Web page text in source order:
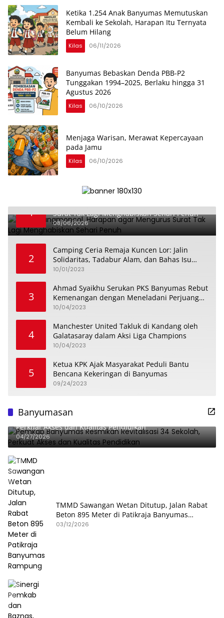
Ketika 1.254 Anak Banyumas Memutuskan
Kembali ke Sekolah, Harapan Itu Ternyata
Belum Hilang
Kilas 06/11/2026
Banyumas Bebaskan Denda PBB-P2
Tunggakan 1994–2025, Berlaku hingga 31
Agustus 2026
Kilas 06/10/2026
Menjaga Warisan, Merawat Kepercayaan
pada Jamu
Kilas 06/10/2026
1
Surat Tak Lagi Menghabiskan Sehari Penuh
08/06/2026
2
Camping Ceria Remaja Kuncen Lor: Jalin
Solidaritas, Tadabur Alam, dan Bahas Isu
Keremajaan
10/01/2023
3
Ahmad Syaikhu Serukan PKS Banyumas Rebut
Kemenangan dengan Meneladani Perjuangan
Soedirman
10/04/2023
4
Manchester United Takluk di Kandang oleh
Galatasaray dalam Aksi Liga Champions
10/04/2023
5
Ketua KPK Ajak Masyarakat Peduli Bantu
Bencana Kekeringan di Banyumas
09/24/2023
Banyumasan
Pemkab Banyumas Resmikan Revitalisasi 34 Sekolah,
Perkuat Akses dan Kualitas Pendidikan
04/27/2026
TMMD Sawangan Wetan Ditutup, Jalan Rabat
Beton 895 Meter di Patikraja Banyumas
Rampung
03/12/2026